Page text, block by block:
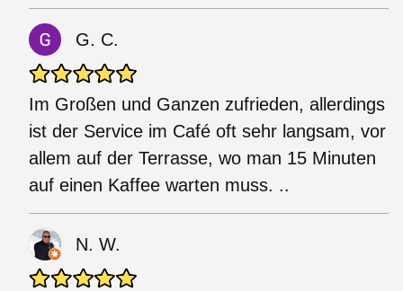
G. C.
Im Großen und Ganzen zufrieden, allerdings
ist der Service im Café oft sehr langsam, vor
allem auf der Terrasse, wo man 15 Minuten
auf einen Kaffee warten muss. ..
N. W.